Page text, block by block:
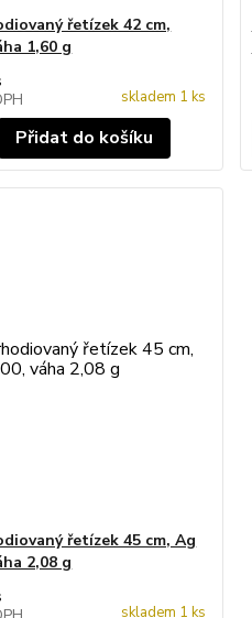
řetízek 42 cm,
1,60 g
skladem 1 ks
Přidat do košíku
řetízek 45 cm, Ag
2,08 g
skladem 1 ks